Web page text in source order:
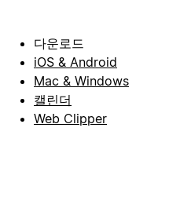
다운로드
iOS & Android
Mac & Windows
캘린더
Web Clipper